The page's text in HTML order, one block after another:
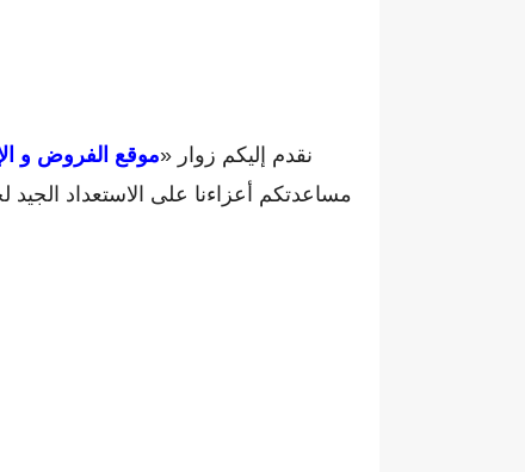
نقدم إليكم زوار «موقع الفروض و
مساعدتكم أعزاءنا على الاستعداد